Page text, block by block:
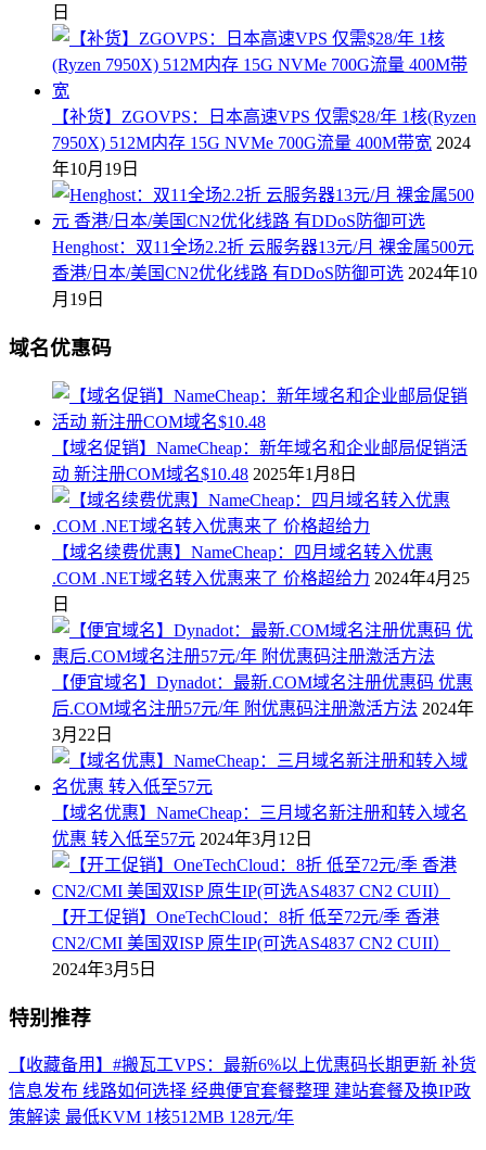
日
【补货】ZGOVPS：日本高速VPS 仅需$28/年 1核(Ryzen
7950X) 512M内存 15G NVMe 700G流量 400M带宽 2024
年10月19日
Henghost：双11全场2.2折 云服务器13元/月 裸金属500元
香港/日本/美国CN2优化线路 有DDoS防御可选 2024年10
月19日
域名优惠码
【域名促销】NameCheap：新年域名和企业邮局促销活
动 新注册COM域名$10.48 2025年1月8日
【域名续费优惠】NameCheap：四月域名转入优惠
.COM .NET域名转入优惠来了 价格超给力 2024年4月25
日
【便宜域名】Dynadot：最新.COM域名注册优惠码 优惠
后.COM域名注册57元/年 附优惠码注册激活方法 2024年
3月22日
【域名优惠】NameCheap：三月域名新注册和转入域名
优惠 转入低至57元 2024年3月12日
【开工促销】OneTechCloud：8折 低至72元/季 香港
CN2/CMI 美国双ISP 原生IP(可选AS4837 CN2 CUII）
2024年3月5日
特别推荐
【收藏备用】#搬瓦工VPS：最新6%以上优惠码长期更新 补货
信息发布 线路如何选择 经典便宜套餐整理 建站套餐及换IP政
策解读 最低KVM 1核512MB 128元/年